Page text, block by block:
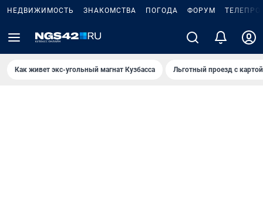
НЕДВИЖИМОСТЬ ЗНАКОМСТВА ПОГОДА ФОРУМ
Как живет экс-угольный магнат Кузбасса Льготный проезд с